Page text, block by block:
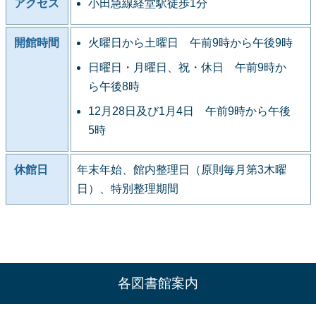
アクセス 小田急線経堂駅徒歩1分
開館時間 火曜日から土曜日 午前9時から午後9時
日曜日・月曜日、祝・休日 午前9時か
ら午後8時
12月28日及び1月4日 午前9時から午後
5時
休館日
年末年始、館内整理日（原則毎月第3木曜
日）、特別整理期間
各図書館案内